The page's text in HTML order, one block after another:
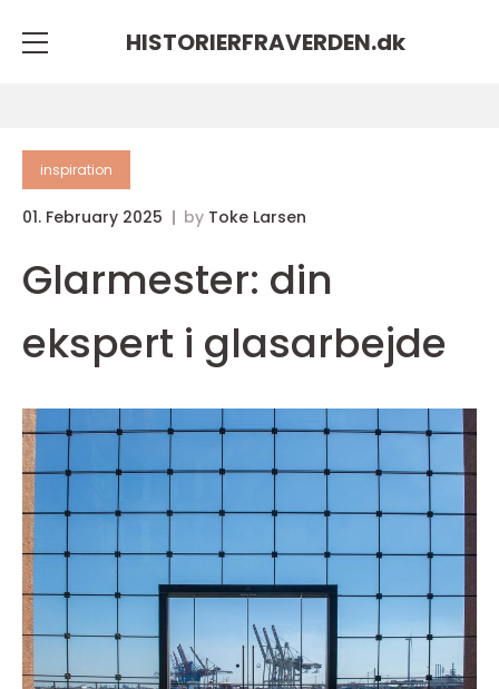
HISTORIERFRAVERDEN.dk
inspiration
01. February 2025 by Toke Larsen
Glarmester: din
ekspert i glasarbejde